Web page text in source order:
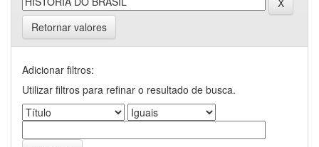
Retornar valores
Adicionar filtros:
Utilizar filtros para refinar o resultado de busca.